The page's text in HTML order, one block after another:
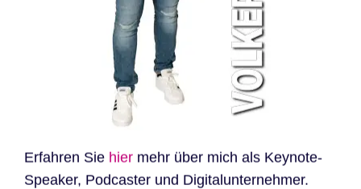
Erfahren Sie hiermehr über mich als Keynote-
Speaker, Podcaster und Digitalunternehmer.